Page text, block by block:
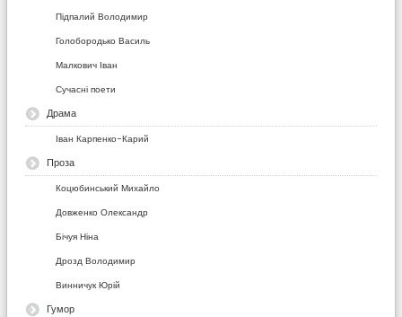
Підпалий Володимир
Голобородько Василь
Малкович Іван
Сучасні поети
Драма
Іван Карпенко-Карий
Проза
Коцюбинський Михайло
Довженко Олександр
Бічуя Ніна
Дрозд Володимир
Винничук Юрій
Гумор